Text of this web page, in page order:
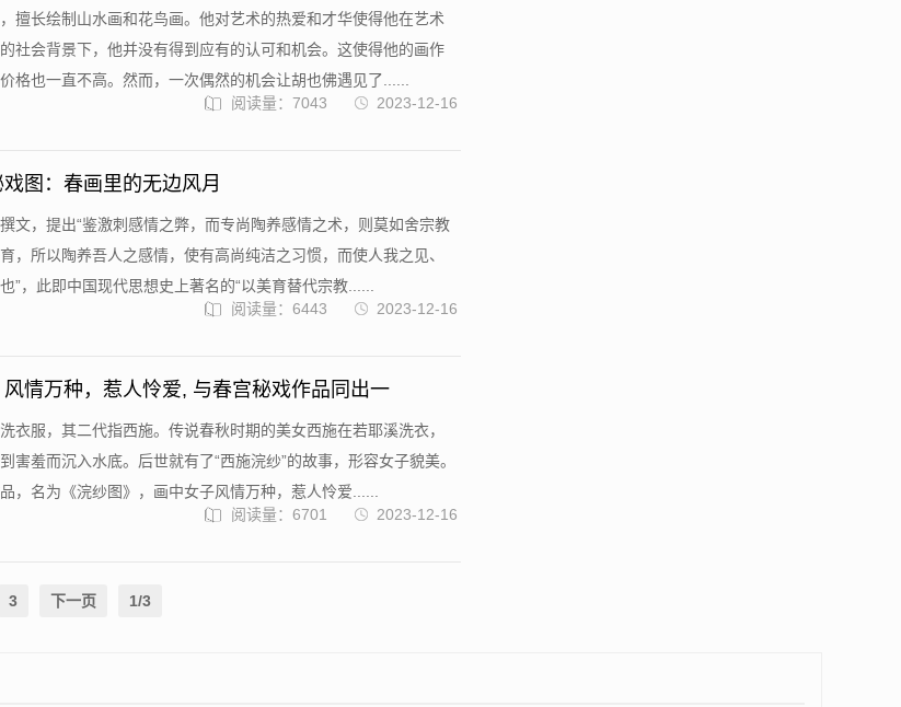
擅长绘制山水画和花鸟画。他对艺术的热爱和才华使得他在艺术
社会背景下，他并没有得到应有的认可和机会。这使得他的画作
格也一直不高。然而，一次偶然的机会让胡也佛遇见了......
2023-12-16
阅读量：7043
图：春画里的无边风月
文，提出“鉴激刺感情之弊，而专尚陶养感情之术，则莫如舍宗教
，所以陶养吾人之感情，使有高尚纯洁之习惯，而使人我之见、
”，此即中国现代思想史上著名的“以美育替代宗教......
2023-12-16
阅读量：6443
情万种，惹人怜爱, 与春宫秘戏作品同出一
衣服，其二代指西施。传说春秋时期的美女西施在若耶溪洗衣，
害羞而沉入水底。后世就有了“西施浣纱”的故事，形容女子貌美。
，名为《浣纱图》，画中女子风情万种，惹人怜爱......
2023-12-16
阅读量：6701
3 下一页 1/3